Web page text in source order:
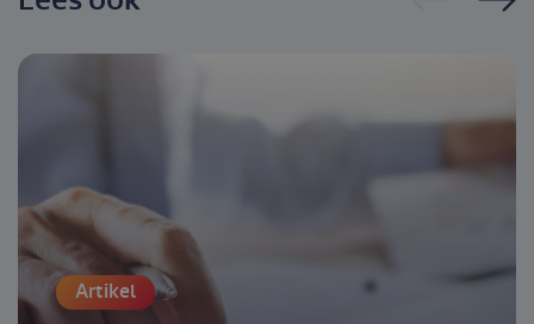
Artikel